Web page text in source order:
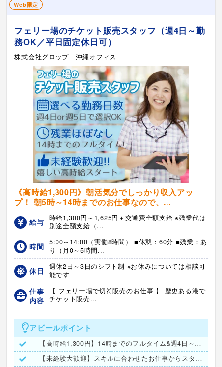
Web限定
フェリー場のチケット販売スタッフ（週4日～勤
務OK／平日固定休日可）
株式会社グロップ 沖縄オフィス
《高時給1,300円》朝活気分でしっかり収入アッ
プ！ 朝5時～14時までのお仕事なので、...
給与
時給1,300円～1,625円＋交通費全額支給 ※残業代は
別途全額支給（...
時間
5:00～14:00（実働8時間） ■休憩：60分 ■残業：あ
り（月0～5時間...
休日
週休2日～3日のシフト制 ※お休みについては相談可
能です
仕事
内容
【 フェリー場で切符販売のお仕事 】 歴史ある港で
チケット販売...
アピールポイント
【高時給1,300円】14時までのフルタイム&週4日～勤務可
【未経験大歓迎】スキルに合わせたお仕事からスタート！